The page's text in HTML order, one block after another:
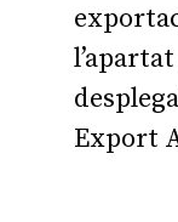
Export